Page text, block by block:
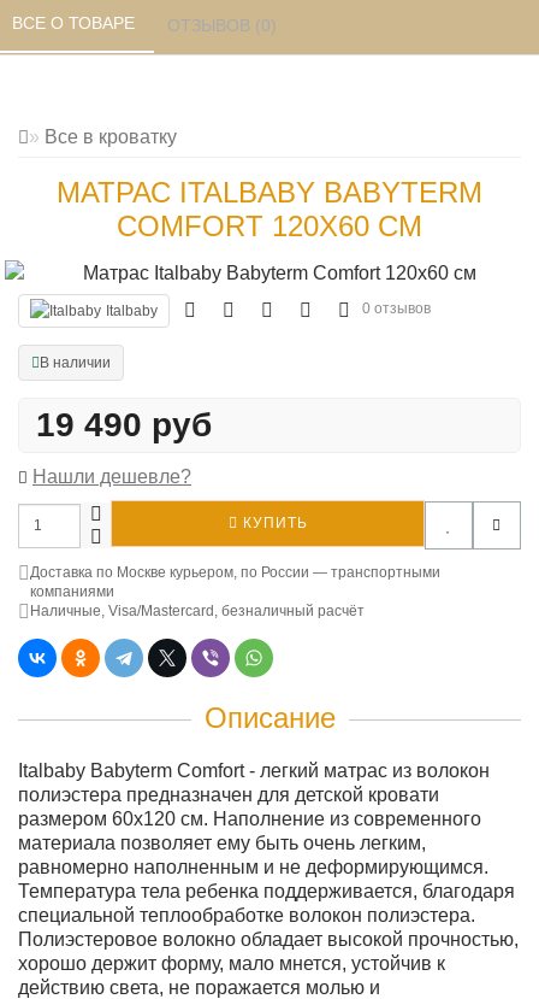
Все в кроватку
МАТРАС ITALBABY BABYTERM
COMFORT 120Х60 СМ
ВСЕ О ТОВАРЕ ОТЗЫВОВ (0)
Italbaby 0 отзывов
В наличии
19 490 руб
Нашли дешевле?
КУПИТЬ
Доставка по Москве курьером, по России — транспортными
компаниями
Наличные, Visa/Mastercard, безналичный расчёт
Описание
Italbaby Babyterm Comfort - легкий матрас из волокон
полиэстера предназначен для детской кровати
размером 60х120 см. Наполнение из современного
материала позволяет ему быть очень легким,
равномерно наполненным и не деформирующимся.
Температура тела ребенка поддерживается, благодаря
специальной теплообработке волокон полиэстера.
Полиэстеровое волокно обладает высокой прочностью,
хорошо держит форму, мало мнется, устойчив к
действию света, не поражается молью и